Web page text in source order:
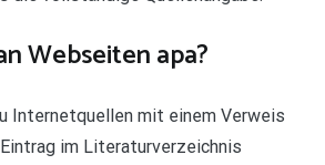
Webseiten apa?
Internetquellen mit einem Verweis
im Literaturverzeichnis